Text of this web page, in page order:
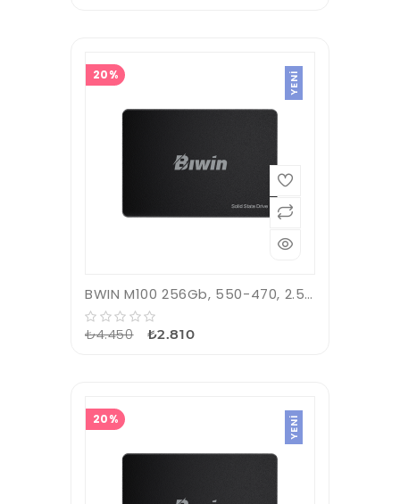
20% YENI
BWIN M100 256Gb, 550-470, 2.5&quot;, SATA3, SSD
₺4.450 ₺2.810
20% YENI